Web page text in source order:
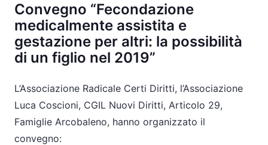
Convegno “Fecondazione
medicalmente assistita e
gestazione per altri: la possibilità
di un figlio nel 2019”
L’Associazione Radicale Certi Diritti, l’Associazione
Luca Coscioni, CGIL Nuovi Diritti, Articolo 29,
Famiglie Arcobaleno, hanno organizzato il
convegno: